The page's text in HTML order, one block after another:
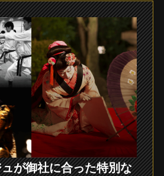
が御社に合った特別な